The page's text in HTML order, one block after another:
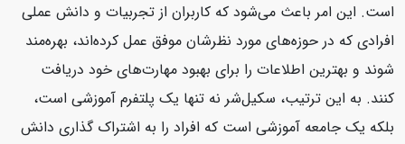
است. این امر باعث می‌شود که کاربران از تجربیات و دانش عملی
افرادی که در حوزه‌های مورد نظرشان موفق عمل کرده‌اند، بهره‌مند
شوند و بهترین اطلاعات را برای بهبود مهارت‌های خود دریافت
کنند. به این ترتیب، سکیل‌شر نه تنها یک پلتفرم آموزشی است،
بلکه یک جامعه آموزشی است که افراد را به اشتراک گذاری دانش